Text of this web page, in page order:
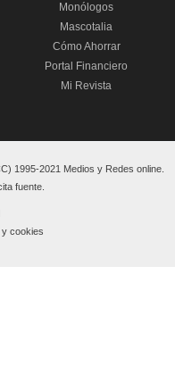
Monólogos
Mascotalia
Cómo Ahorrar
Portal Financiero
Mi Revista
1995-2021 Medios y Redes online.
fuente.
y cookies